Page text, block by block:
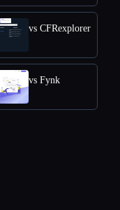
vs CFRexplorer
vs Fynk